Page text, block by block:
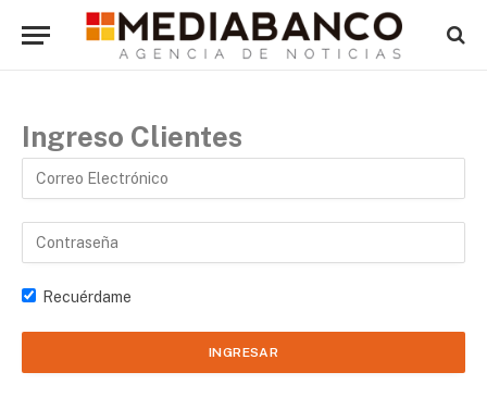
Ingreso Clientes
Recuérdame